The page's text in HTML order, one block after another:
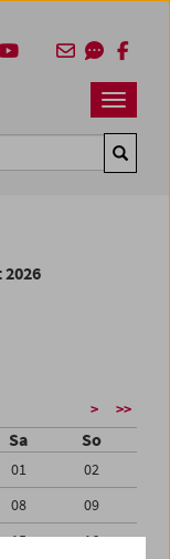
Navbar
> >>
Sa So
01
02
08
09
15
16